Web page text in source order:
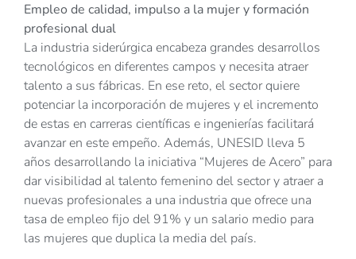
Empleo de calidad, impulso a la mujer y formación
profesional dual
La industria siderúrgica encabeza grandes desarrollos
tecnológicos en diferentes campos y necesita atraer
talento a sus fábricas. En ese reto, el sector quiere
potenciar la incorporación de mujeres y el incremento
de estas en carreras científicas e ingenierías facilitará
avanzar en este empeño. Además, UNESID lleva 5
años desarrollando la iniciativa “Mujeres de Acero” para
dar visibilidad al talento femenino del sector y atraer a
nuevas profesionales a una industria que ofrece una
tasa de empleo fijo del 91% y un salario medio para
las mujeres que duplica la media del país.